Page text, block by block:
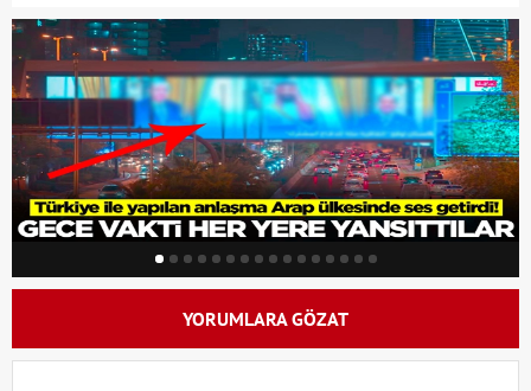
YORUMLARA GÖZAT